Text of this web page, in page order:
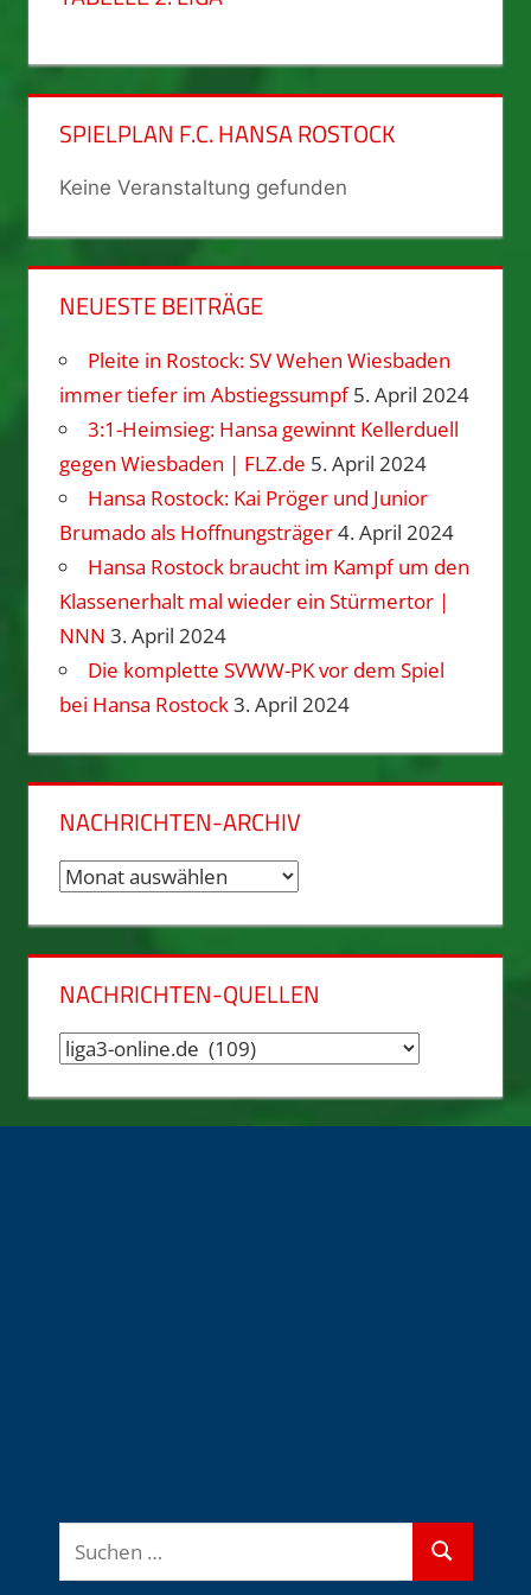
SPIELPLAN F.C. HANSA ROSTOCK
Keine Veranstaltung gefunden
NEUESTE BEITRÄGE
Pleite in Rostock: SV Wehen Wiesbaden
immer tiefer im Abstiegssumpf 5. April 2024
3:1-Heimsieg: Hansa gewinnt Kellerduell
gegen Wiesbaden | FLZ.de 5. April 2024
Hansa Rostock: Kai Pröger und Junior
Brumado als Hoffnungsträger4. April 2024
Hansa Rostock braucht im Kampf um den
Klassenerhalt mal wieder ein Stürmertor |
NNN 3. April 2024
Die komplette SVWW-PK vor dem Spiel
bei Hansa Rostock3. April 2024
NACHRICHTEN-ARCHIV
Nachrichten-
NACHRICHTEN-QUELLEN
Nachrichten-
Suchen
Suchen